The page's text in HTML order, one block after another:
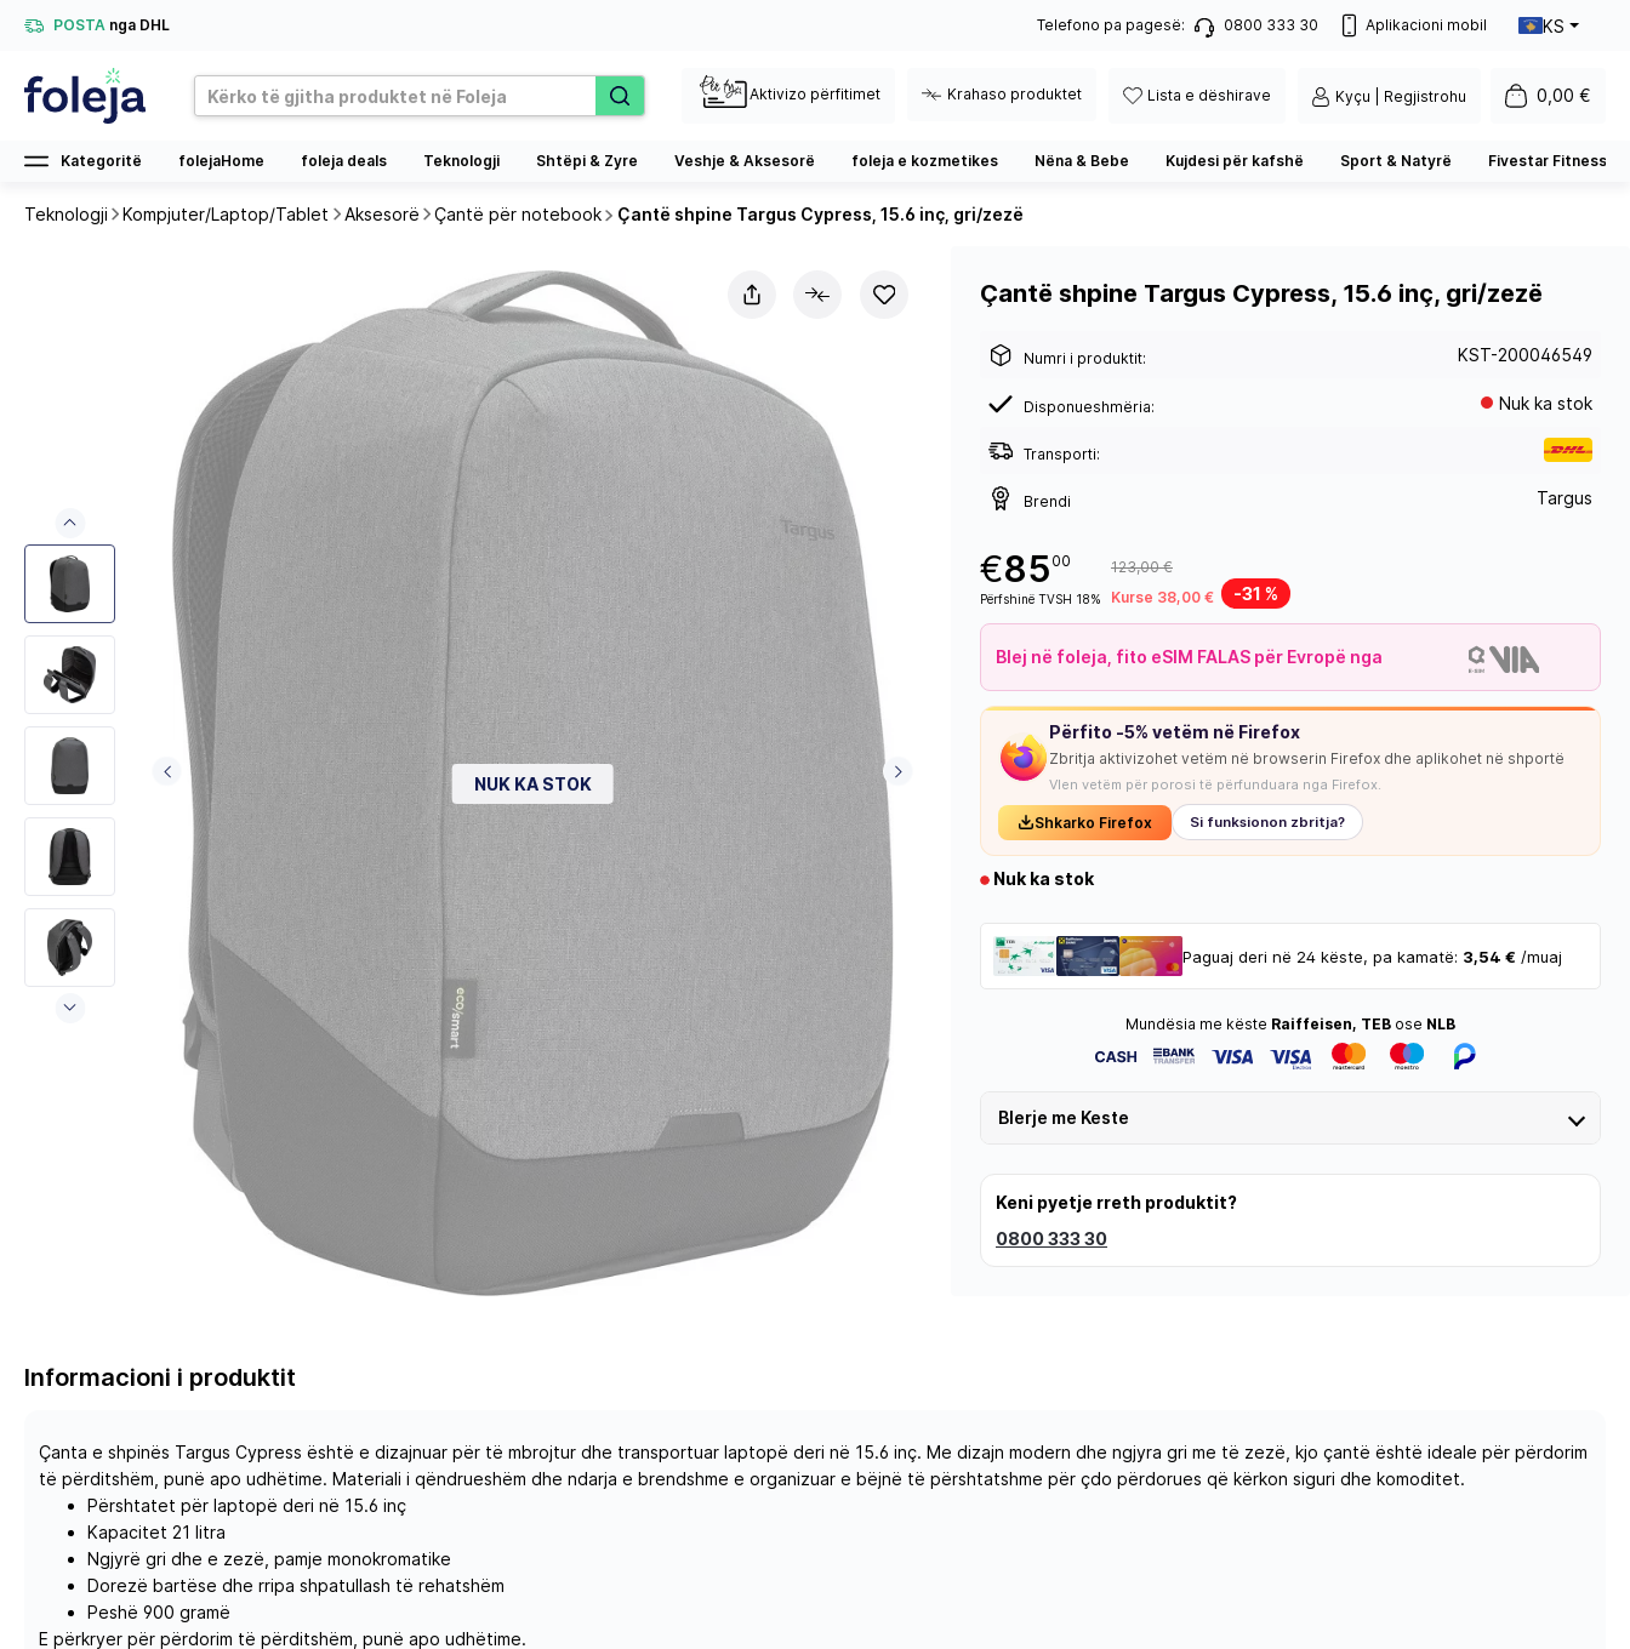
POSTA nga DHL Telefono pa pagesë: 0800 333 30 Aplikacioni mobil KS
Aktivizo përfitimet Krahaso produktet Lista e dëshirave Kyçu | Regjistrohu 0,00 €
Kategoritë folejaHome foleja deals Teknologji Shtëpi & Zyre Veshje & Aksesorë foleja e kozmetikes Nëna & Bebe Kujdesi për kafshë Sport & Natyrë Fivestar Fitness
Teknologji Kompjuter/Laptop/Tablet Aksesorë Çantë për notebook Çantë shpine Targus Cypress, 15.6 inç, gri/zezë
NUK KA STOK NUK KA STOK
Çantë shpine Targus Cypress, 15.6 inç, gri/zezë
Numri i produktit: KST-200046549
Disponueshmëria: Nuk ka stok
Transporti:
Brendi Targus
€85 00
Përfshinë TVSH 18%
123,00 €
Kurse 38,00 €
-31 %
Blej në foleja, fito eSIM FALAS për Evropë nga
Përfito -5% vetëm në Firefox
Zbritja aktivizohet vetëm në browserin Firefox dhe aplikohet në shportë
Vlen vetëm për porosi të përfunduara nga Firefox.
Shkarko Firefox Si funksionon zbritja?
Nuk ka stok
Paguaj deri në 24 këste, pa kamatë: 3,54 € /muaj
Mundësia me këste Raiffeisen, TEB ose NLB
Blerje me Keste
Keni pyetje rreth produktit?
0800 333 30
Informacioni i produktit
Çanta e shpinës Targus Cypress është e dizajnuar për të mbrojtur dhe transportuar laptopë deri në 15.6 inç. Me dizajn modern dhe ngjyra gri me të zezë, kjo çantë është ideale për përdorim
të përditshëm, punë apo udhëtime. Materiali i qëndrueshëm dhe ndarja e brendshme e organizuar e bëjnë të përshtatshme për çdo përdorues që kërkon siguri dhe komoditet.
Përshtatet për laptopë deri në 15.6 inç
Kapacitet 21 litra
Ngjyrë gri dhe e zezë, pamje monokromatike
Dorezë bartëse dhe rripa shpatullash të rehatshëm
Peshë 900 gramë
E përkryer për përdorim të përditshëm, punë apo udhëtime.